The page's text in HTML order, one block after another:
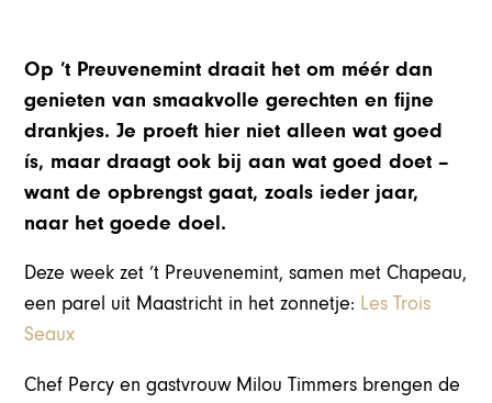
Op ’t Preuvenemint draait het om méér dan
genieten van smaakvolle gerechten en fijne
drankjes. Je proeft hier niet alleen wat goed
ís, maar draagt ook bij aan wat goed doet –
want de opbrengst gaat, zoals ieder jaar,
naar het goede doel.
Deze week zet ’t Preuvenemint, samen met Chapeau,
een parel uit Maastricht in het zonnetje: Les Trois
Seaux
Chef Percy en gastvrouw Milou Timmers brengen de